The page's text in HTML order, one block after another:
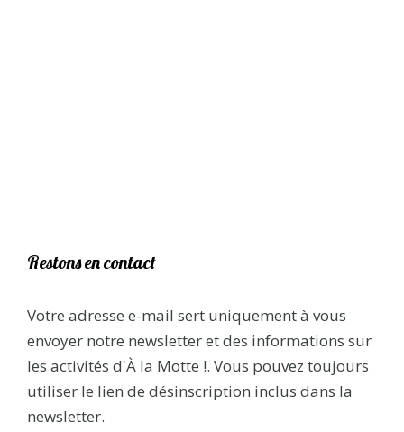
Restons en contact
Votre adresse e-mail sert uniquement à vous
envoyer notre newsletter et des informations sur
les activités d'À la Motte !. Vous pouvez toujours
utiliser le lien de désinscription inclus dans la
newsletter.